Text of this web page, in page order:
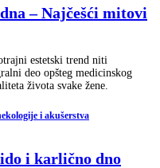
– Najčešći mitovi
estetski trend niti
deo opšteg medicinskog
života svake žene.
i akušerstva
i karlično dno